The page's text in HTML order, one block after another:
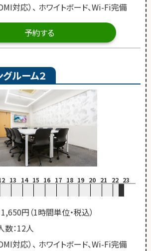
対応）、 ホワイトボード、Wi-Fi完備
予約する
グルーム２
13 14 15 16 17 18 19 20 21 22 23
円（1時間単位・税込）
数：12人
対応）、 ホワイトボード、Wi-Fi完備